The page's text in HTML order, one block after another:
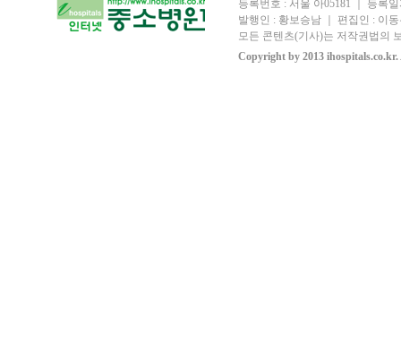
등록번호 : 서울 아05181 ｜ 등록
발행인 : 황보승남 ｜ 편집인 : 이
모든 콘텐츠(기사)는 저작권법의
Copyright by 2013 ihospitals.co.kr.